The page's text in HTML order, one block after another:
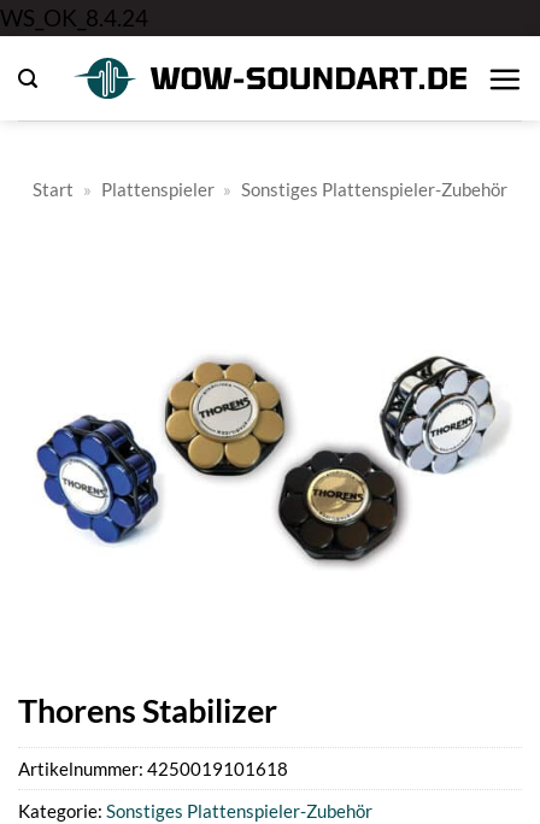
WS_OK_8.4.24
springen
Start » Plattenspieler » Sonstiges Plattenspieler-Zubehör
Thorens Stabilizer
Artikelnummer: 4250019101618
Kategorie: Sonstiges Plattenspieler-Zubehör